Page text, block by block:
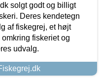
solgt godt og billigt
Deres kendetegn
af fiskegrej, et højt
fiskeriet og
udvalg.